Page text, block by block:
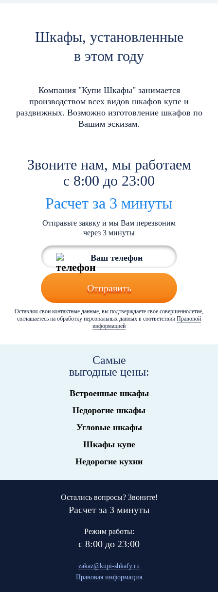
Шкафы, установленные
в этом году
Компания "Купи Шкафы" занимается
производством всех видов шкафов купе и
раздвижных. Возможно изготовление шкафов по
Вашим эскизам.
Звоните нам, мы работаем
с 8:00 до 23:00
Расчет за 3 минуты
Отправьте заявку и мы Вам перезвоним
через 3 минуты
Отправить
Оставляя свои контактные данные, вы подтверждаете свое совершеннолетие,
соглашаетесь на обработку персональных данных в соответствии Правовой
информацией
Самые
выгодные цены:
Встроенные шкафы
Недорогие шкафы
Угловые шкафы
Шкафы купе
Недорогие кухни
Остались вопросы? Звоните!
Расчет за 3 минуты
Режим работы:
с 8:00 до 23:00
zakaz@kupi-shkafy.ru
Правовая информация